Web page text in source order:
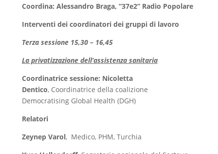
Coordina: Alessandro Braga, “37e2” Radio Popolare
Interventi dei coordinatori dei gruppi di lavoro
Terza sessione 15,30 – 16,45
La privatizzazione dell’assistenza sanitaria
Coordinatrice sessione: Nicoletta
Dentico, Coordinatrice della coalizione
Democratising Global Health (DGH)
Relatori
Zeynep Varol, Medico, PHM, Turchia